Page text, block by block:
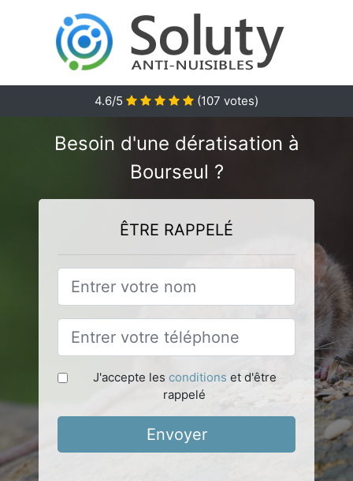
4.6/5 (107 votes)
Besoin d'une dératisation à
Bourseul ?
ÊTRE RAPPELÉ
J'accepte les conditions et d'être
rappelé
Envoyer